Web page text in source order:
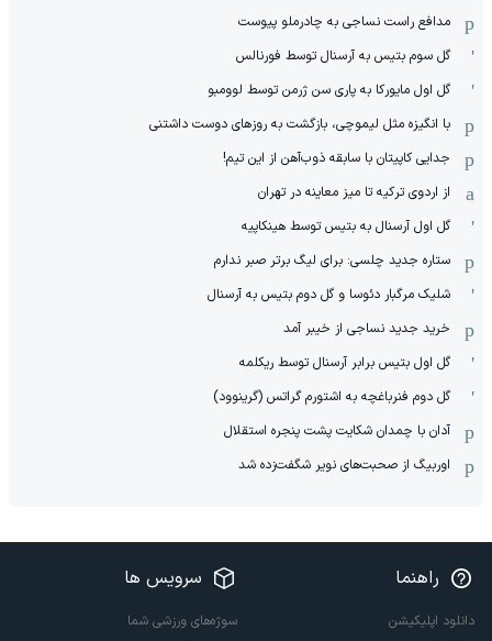
مدافع راست نساجی به چادرملو پیوست
گل سوم بتیس به آرسنال توسط فورنالس
گل اول مایورکا به پاری سن ژرمن توسط لوومبو
با انگیزه مثل لیموچی، بازگشت به روزهای دوست داشتنی
جدایی کاپیتان با سابقه ذوب‌آهن از این تیم!
از اردوی ترکیه تا میز معاینه در تهران
گل اول آرسنال به بتیس توسط هینکاپیه
ستاره جدید چلسی: برای لیگ برتر صبر ندارم
شلیک مرگبار دئوسا و گل دوم بتیس به آرسنال
خرید جدید نساجی از خیبر آمد
گل اول بتیس برابر آرسنال توسط ریکلمه
گل دوم فنرباغچه به اشتورم گراتس (گرینوود)
آدان با چمدان شکایت پشت پنجره استقلال
اوربیگ از صحبت‌های نویر شگفت‌زده شد
راهنما
دانلود اپلیکیشن
سرویس ها
سوژه‌های ورزشی شما